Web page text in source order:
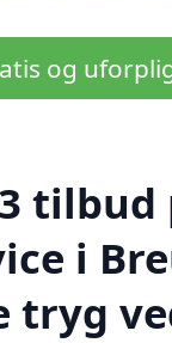
og
tilbud
i
tryg